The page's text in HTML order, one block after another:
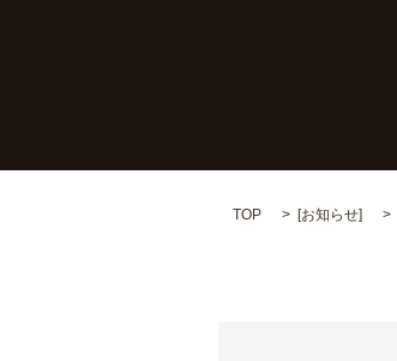
TOP [お知らせ]